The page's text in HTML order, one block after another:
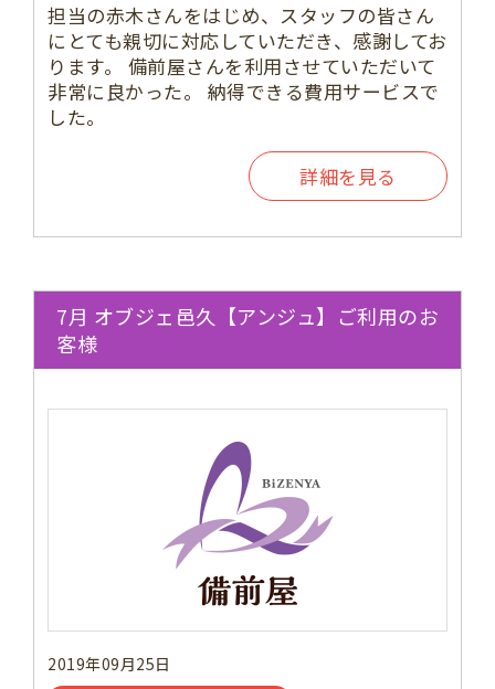
担当の赤木さんをはじめ、スタッフの皆さん
にとても親切に対応していただき、感謝してお
ります。 備前屋さんを利用させていただいて
非常に良かった。 納得できる費用サービスで
した。
詳細を見る
7月 オブジェ邑久【アンジュ】ご利用のお
客様
2019年09月25日